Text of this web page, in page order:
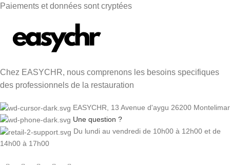
Paiements et données sont cryptées
Chez EASYCHR, nous comprenons les besoins specifiques
des professionnels de la restauration
EASYCHR, 13 Avenue d'aygu 26200 Montelimar
Une question ?
Du lundi au vendredi de 10h00 à 12h00 et de
14h00 à 17h00